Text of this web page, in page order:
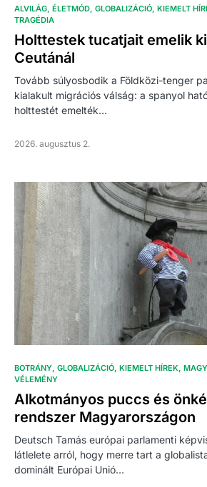
ALVILÁG ÉLETMÓD GLOBALIZÁCIÓ KIEMELT
TRAGÉDIA
Holttestek tucatjait emelik
Ceutánál
Tovább súlyosbodik a Földközi-tenger
kialakult migrációs válság: a spanyol
holttestét emelték…
2026. augusztus 2.
BOTRÁNY GLOBALIZÁCIÓ KIEMELT HÍREK
VÉLEMÉNY
Alkotmányos puccs és
rendszer Magyarországon
Deutsch Tamás európai parlamenti
látlelete arról, hogy merre tart a
dominált Európai Unió…